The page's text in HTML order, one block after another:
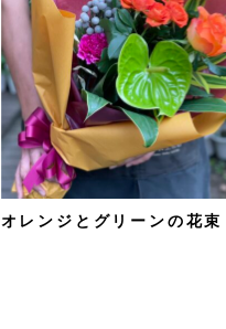
オレンジとグリーンの花束